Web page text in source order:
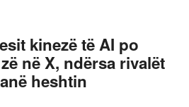
kinezë të AI po
në X, ndërsa rivalët
heshtin